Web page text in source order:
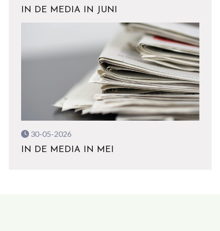
IN DE MEDIA IN JUNI
30-05-2026
IN DE MEDIA IN MEI